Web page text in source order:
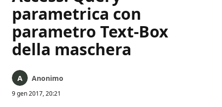
parametrica con
parametro Text-Box
della maschera
Anonimo
9 gen 2017, 20:21